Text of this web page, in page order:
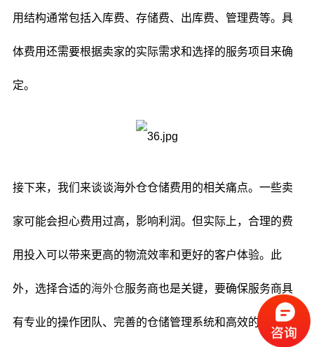
用结构通常包括入库费、存储费、出库费、管理费等。具
体费用还需要根据卖家的实际需求和选择的服务项目来确
定。
接下来，我们来谈谈海外仓仓储费用的相关痛点。一些卖
家可能会担心费用过高，影响利润。但实际上，合理的费
用投入可以带来更高的物流效率和更好的客户体验。此
外，选择合适的海外仓服务商也是关键，要确保服务商具
有专业的操作团队、完善的仓储管理系统和高效的物流网